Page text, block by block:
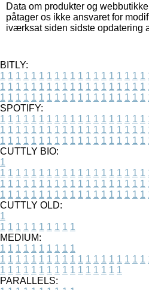
Data om produkter og
påtager os ikke ansvaret for
iværksat siden sidste opdatering
BITLY:
1 1 1 1 1 1 1 1 1 1 1 1 1 1 1 1 1 1 1
1 1 1 1 1 1 1 1 1 1 1 1 1 1 1 1 1 1 1
1 1 1 1 1 1 1 1 1 1 1 1 1 1 1 1 1 1 1
SPOTIFY:
1 1 1 1 1 1 1 1 1 1 1 1 1 1 1 1 1 1 1
1 1 1 1 1 1 1 1 1 1 1 1 1 1 1 1 1 1 1
1 1 1 1 1 1 1 1 1 1 1 1 1 1 1 1 1 1 1
CUTTLY BIO:
1
1 1 1 1 1 1 1 1 1 1 1 1 1 1 1 1 1 1 1
1 1 1 1 1 1 1 1 1 1 1 1 1 1 1 1 1 1 1
1 1 1 1 1 1 1 1 1 1 1 1 1 1 1 1 1 1 1
CUTTLY OLD:
1
1 1 1 1 1 1 1 1 1 1
MEDIUM:
1 1 1 1 1 1 1 1 1 1
1 1 1 1 1 1 1 1 1 1 1 1 1 1 1 1 1 1 1
1 1 1 1 1 1 1 1 1 1 1 1 1 1 1 1
PARALLELS: